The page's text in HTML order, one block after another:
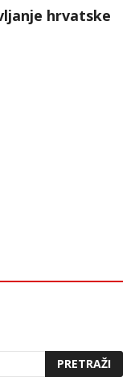
hrvatske